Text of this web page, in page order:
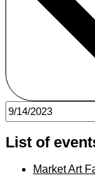
List of
Market Art